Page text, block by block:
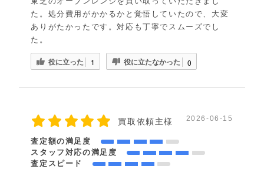
た。処分費用がかかるかと覚悟していたので、大変
ありがたかったです。対応も丁寧でスムーズでし
た。
役に立った 1 役に立たなかった 0
買取依頼主様 2026-06-15
査定額の満足度
スタッフ対応の満足度
査定スピード